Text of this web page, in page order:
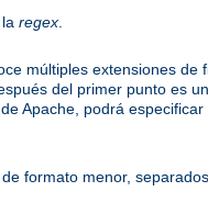
regex
múltiples extensiones de
del primer punto es
de Apache, podrá especificar
formato menor,